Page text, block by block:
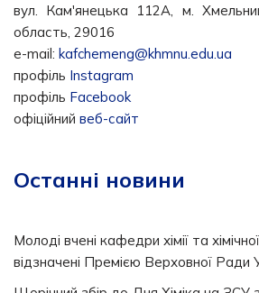
вул. Кам'янецька 112А, м.
область, 29016
e-mail: kafchemeng@khmnu.edu.ua
профіль Instagram
профіль Facebook
офіційний веб-сайт
Останні новини
Молоді вчені кафедри хімії та
відзначені Премією Верховної Ради